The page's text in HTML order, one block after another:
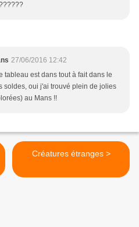
27/06/2016 12:42
tableau est dans tout à fait dans le
soldes, oui j'ai trouvé plein de jolies
au Mans !!
Créatures étranges >